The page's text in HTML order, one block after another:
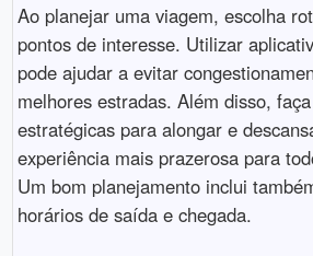
Ao planejar uma viagem, escolha
pontos de interesse. Utilizar
pode ajudar a evitar
melhores estradas. Além disso,
estratégicas para alongar e
experiência mais prazerosa para
Um bom planejamento inclui
horários de saída e chegada.